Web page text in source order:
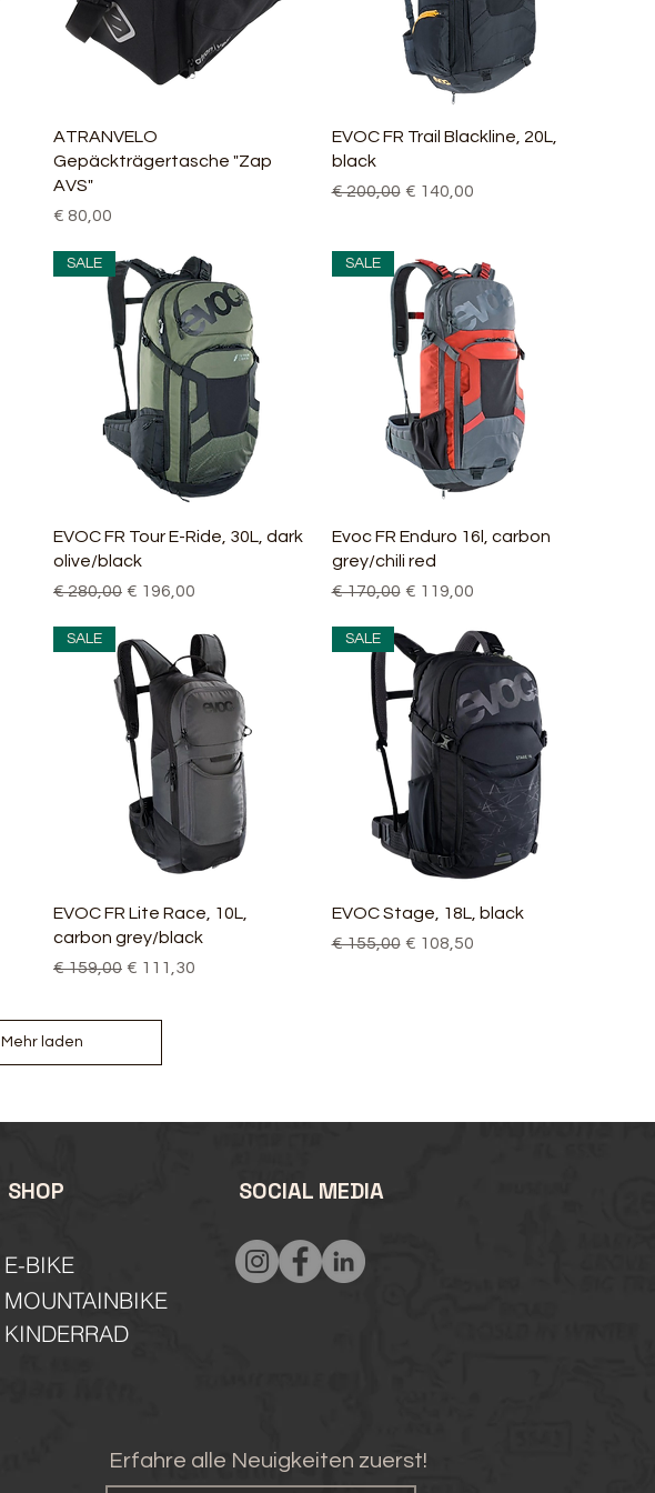
Schnellansicht
ATRANVELO
Gepäckträgertasche "Zap
AVS"
Preis
€ 80,00
Schnellansicht
EVOC FR Trail Blackline, 20L,
black
Standardpreis
€ 200,00 Sale-Preis
€ 140,00
Schnellansicht
SALE
EVOC FR Tour E-Ride, 30L, dark
olive/black
Standardpreis
€ 280,00 Sale-Preis
€ 196,00
Schnellansicht
SALE
Evoc FR Enduro 16l, carbon
grey/chili red
Standardpreis
€ 170,00 Sale-Preis
€ 119,00
Schnellansicht
SALE
EVOC FR Lite Race, 10L,
carbon grey/black
Standardpreis
€ 159,00 Sale-Preis
€ 111,30
Schnellansicht
SALE
EVOC Stage, 18L, black
Standardpreis
€ 155,00 Sale-Preis
€ 108,50
Mehr laden
SHOP
E-BIKE
SOCIAL MEDIA
MOUNTAINBIKE
KINDERRAD
Erfahre alle Neuigkeiten zuerst!